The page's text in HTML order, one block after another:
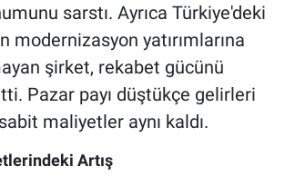
sarstı. Ayrıca Türkiye'deki
modernizasyon yatırımlarına
şirket, rekabet gücünü
Pazar payı düştükçe gelirleri
maliyetler aynı kaldı.
Artış